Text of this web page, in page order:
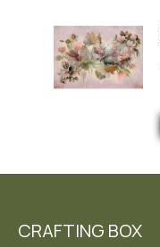
CRAFTING BOX